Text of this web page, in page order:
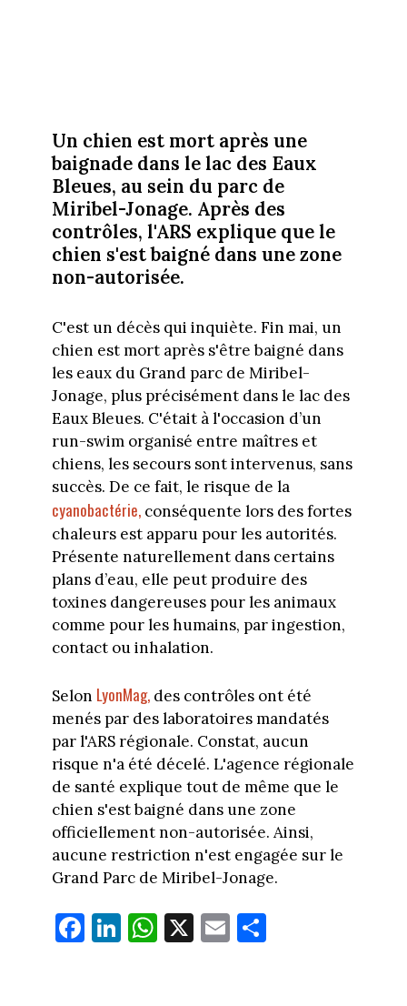
Un chien est mort après une
baignade dans le lac des Eaux
Bleues, au sein du parc de
Miribel-Jonage. Après des
contrôles, l'ARS explique que le
chien s'est baigné dans une zone
non-autorisée.
C'est un décès qui inquiète. Fin mai, un
chien est mort après s'être baigné dans
les eaux du Grand parc de Miribel-
Jonage, plus précisément dans le lac des
Eaux Bleues. C'était à l'occasion d’un
run-swim organisé entre maîtres et
chiens, les secours sont intervenus, sans
succès. De ce fait, le risque de la
cyanobactérie, conséquente lors des fortes
chaleurs est apparu pour les autorités.
Présente naturellement dans certains
plans d’eau, elle peut produire des
toxines dangereuses pour les animaux
comme pour les humains, par ingestion,
contact ou inhalation.
Selon LyonMag,des contrôles ont été
menés par des laboratoires mandatés
par l'ARS régionale. Constat, aucun
risque n'a été décelé. L'agence régionale
de santé explique tout de même que le
chien s'est baigné dans une zone
officiellement non-autorisée. Ainsi,
aucune restriction n'est engagée sur le
Grand Parc de Miribel-Jonage.
Fa
ce
Li
nk
W
ha
X E
m
Pa
rt